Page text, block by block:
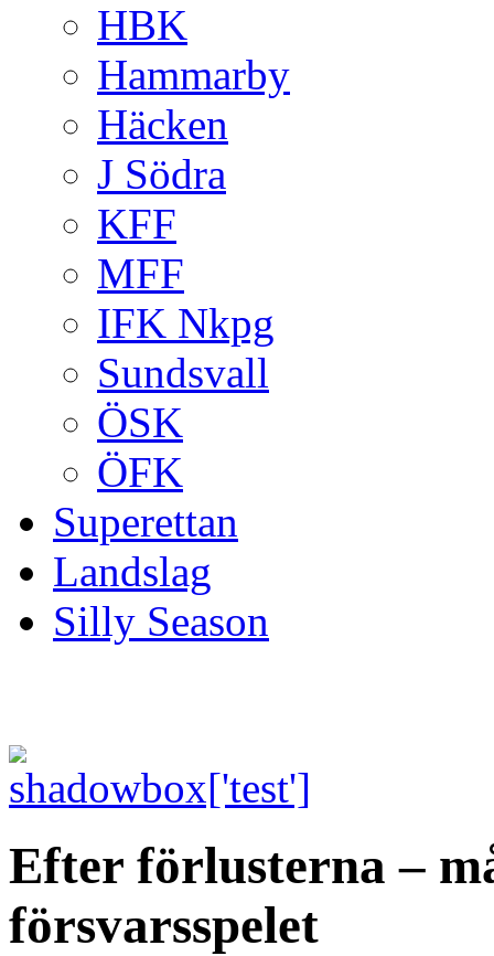
HBK
Hammarby
Häcken
J Södra
KFF
MFF
IFK Nkpg
Sundsvall
ÖSK
ÖFK
Superettan
Landslag
Silly Season
Efter förlusterna –
försvarsspelet